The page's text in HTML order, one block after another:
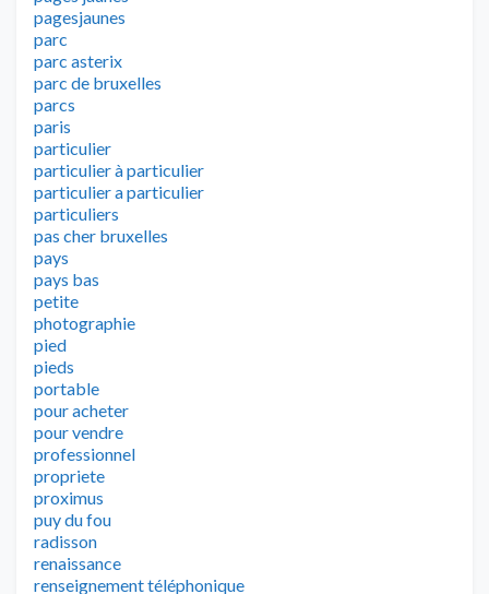
pagesjaunes
parc
parc asterix
parc de bruxelles
parcs
paris
particulier
particulier à particulier
particulier a particulier
particuliers
pas cher bruxelles
pays
pays bas
petite
photographie
pied
pieds
portable
pour acheter
pour vendre
professionnel
propriete
proximus
puy du fou
radisson
renaissance
renseignement téléphonique